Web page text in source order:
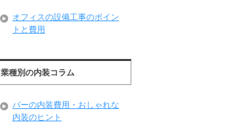
オフィスの設備工事のポイン
トと費用
業種別の内装コラム
バーの内装費用・おしゃれな
内装のヒント